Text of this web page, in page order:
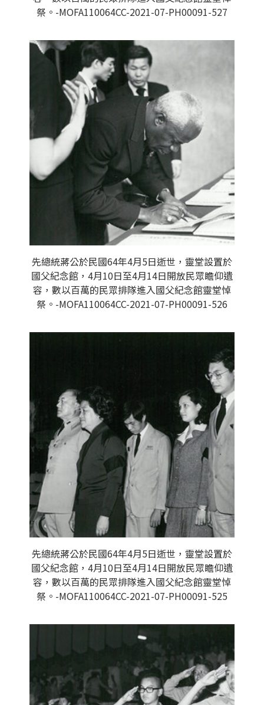
祭。-MOFA110064CC-2021-07-PH00091-527
先總統蔣公於民國64年4月5日逝世，靈堂設置於
國父紀念館，4月10日至4月14日開放民眾瞻仰遺
容，數以百萬的民眾排隊進入國父紀念館靈堂悼
祭。-MOFA110064CC-2021-07-PH00091-526
先總統蔣公於民國64年4月5日逝世，靈堂設置於
國父紀念館，4月10日至4月14日開放民眾瞻仰遺
容，數以百萬的民眾排隊進入國父紀念館靈堂悼
祭。-MOFA110064CC-2021-07-PH00091-525